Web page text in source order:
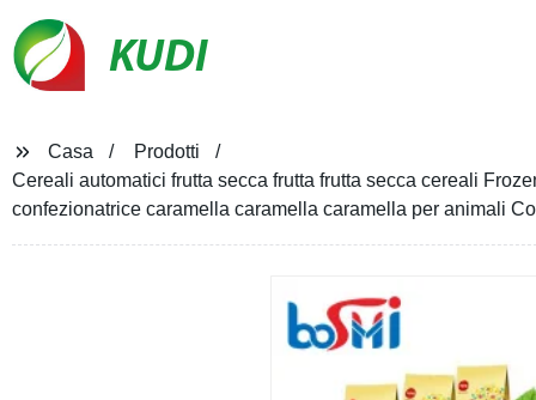
KUDI
Casa
Prodotti
Cereali automatici frutta secca frutta frutta secca cereali
confezionatrice caramella caramella caramella per animali